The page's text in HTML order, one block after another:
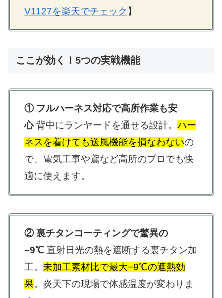
V1127を楽天でチェック 】
ここが効く！5つの実戦機能
① フルハーネス対応で高所作業も安
心背中にランヤードを通せる設計。 ハー
ネスを着けても送風機能を損なわないの
で、電気工事や鳶など高所のプロでも快
適に使えます。
② 裏チタンコーティングで驚異の
−9℃直射日光の熱を遮断する裏チタン加
工。 未加工素材比で最大−9℃の遮熱効
果。炎天下の現場で体感温度が変わりま